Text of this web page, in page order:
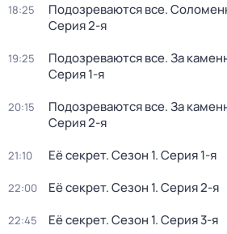
18:25 Подозреваются все.
Серия 2-я
19:25 Подозреваются все. За
Серия 1-я
20:15 Подозреваются все. За
Серия 2-я
21:10 Её секрет. Сезон 1. Серия 1-я
22:00 Её секрет. Сезон 1. Серия 2-я
22:45 Её секрет. Сезон 1. Серия 3-я